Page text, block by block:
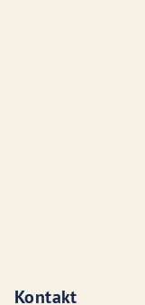
Kontakt